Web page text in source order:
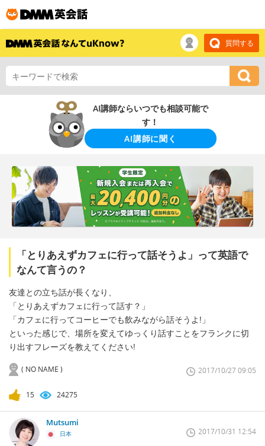
質問する
AI講師ならいつでも相談可能で
す！
AI講師に聞く
「とりあえずカフェに行って話そうよ」って英語で
なんて言うの？
友達との立ち話が長くなり、
「とりあえずカフェに行って話す？」
「カフェに行ってコーヒーでも飲みながら話そうよ!」
といった感じで、場所を変えてゆっくり話すことをフランクに切
り出すフレーズを教えてください!
( NO NAME ) 2017/10/27 09:05
15 24275
Mutsumi
日本 2017/10/31 12:54